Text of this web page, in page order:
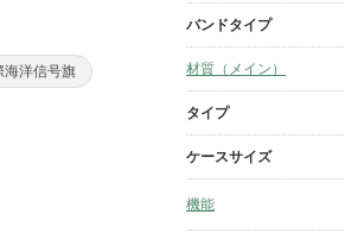
海洋信号旗
バンドタイプ
材質（メイン）
タイプ
ケースサイズ
機能